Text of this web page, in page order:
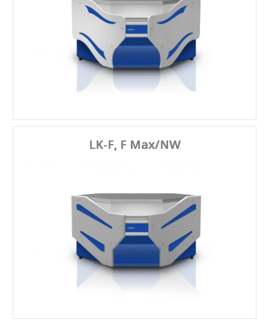
LK-F, F Max/NW